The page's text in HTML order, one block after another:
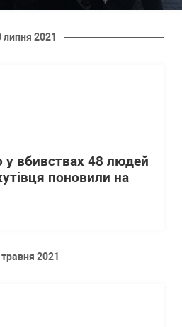
липня 2021
у вбивствах 48 людей
поновили на
2021